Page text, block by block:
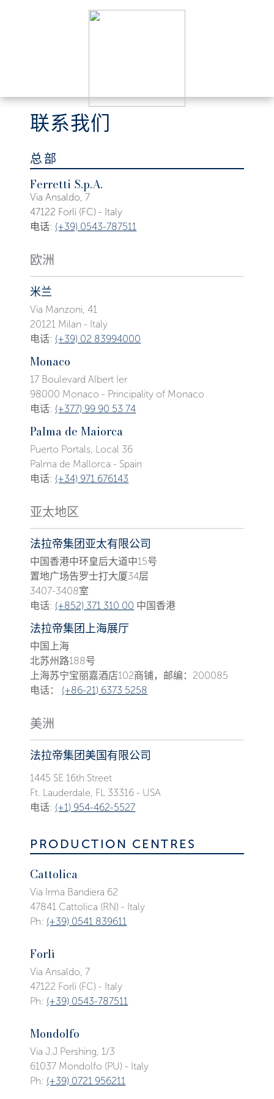
联系我们
总部
Ferretti S.p.A.
Via Ansaldo, 7
47122 Forlì (FC) - Italy
电话: (+39) 0543-787511
欧洲
米兰
Via Manzoni, 41
20121 Milan - Italy
电话: (+39) 02 83994000
Monaco
17 Boulevard Albert Ier
98000 Monaco - Principality of Monaco
电话: (+377) 99 90 53 74
Palma de Maiorca
Puerto Portals, Local 36
Palma de Mallorca - Spain
电话: (+34) 971 676143
亚太地区
法拉帝集团亚太有限公司
中国香港中环皇后大道中15号
置地广场告罗士打大厦34层
3407-3408室
电话: (+852) 371 310 00 中国香港
法拉帝集团上海展厅
中国上海
北苏州路188号
上海苏宁宝丽嘉酒店102商铺，邮编：200085
电话： (+86-21) 6373 5258
美洲
法拉帝集团美国有限公司
1445 SE 16th Street
Ft. Lauderdale, FL 33316 - USA
电话: (+1) 954-462-5527
PRODUCTION CENTRES
Cattolica
Via Irma Bandiera 62
47841 Cattolica (RN) - Italy
Ph: (+39) 0541 839611
Forlì
Via Ansaldo, 7
47122 Forlì (FC) - Italy
Ph: (+39) 0543-787511
Mondolfo
Via J.J Pershing, 1/3
61037 Mondolfo (PU) - Italy
Ph: (+39) 0721 956211